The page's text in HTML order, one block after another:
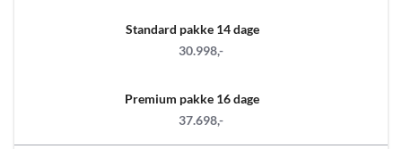
Standard pakke 14 dage
30.998,-
Premium pakke 16 dage
37.698,-